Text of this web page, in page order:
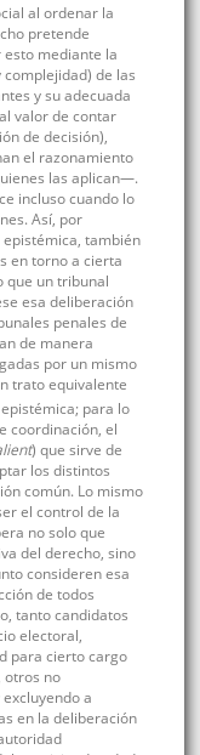
al ordenar la
pretende
mediante la
de las
y su adecuada
valor de contar
de decisión),
el razonamiento
las aplican—.
incluso cuando lo
Así, por
también
en torno a cierta
que un tribunal
esa deliberación
penales de
de manera
por un mismo
trato equivalente
para lo
coordinación, el
) que sirve de
los distintos
común. Lo mismo
el control de la
no solo que
del derecho, sino
consideren esa
de todos
tanto candidatos
electoral,
para cierto cargo
otros no
a
en la deliberación